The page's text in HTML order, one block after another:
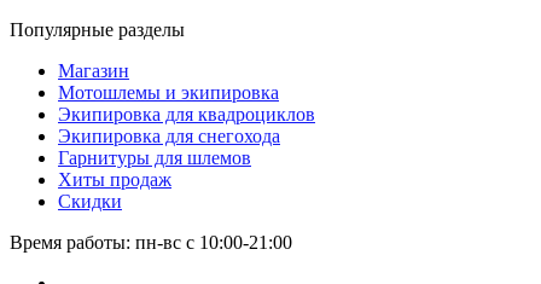
Популярные разделы
Магазин
Мотошлемы и экипировка
Экипировка для квадроциклов
Экипировка для снегохода
Гарнитуры для шлемов
Хиты продаж
Скидки
Время работы: пн-вс с 10:00-21:00